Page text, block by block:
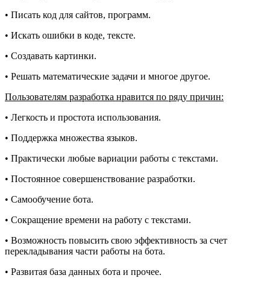
• Писать код для сайтов, программ.
• Искать ошибки в коде, тексте.
• Создавать картинки.
• Решать математические задачи и многое другое.
Пользователям разработка нравится по ряду причин:
• Легкость и простота использования.
• Поддержка множества языков.
• Практически любые вариации работы с текстами.
• Постоянное совершенствование разработки.
• Самообучение бота.
• Сокращение времени на работу с текстами.
• Возможность повысить свою эффективность за счет
перекладывания части работы на бота.
• Развитая база данных бота и прочее.